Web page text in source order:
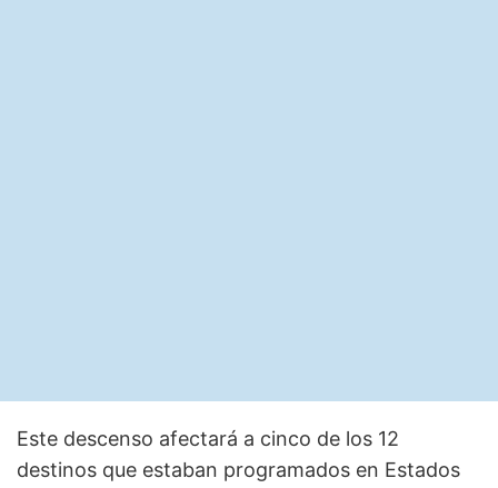
Este descenso afectará a cinco de los 12
destinos que estaban programados en Estados